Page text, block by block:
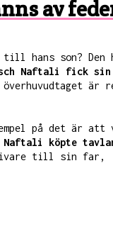
av
till hans son?
Naftali fick
är
på det är
Naftali köpte
till sin far,